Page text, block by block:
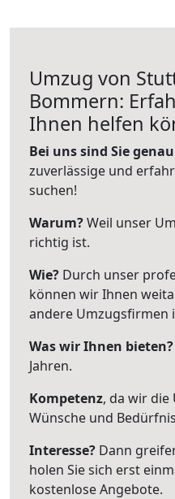
Umzug von
Bommern:
Ihnen helfen
Bei uns sind Sie
zuverlässige und
suchen!
Warum?Weil unser
richtig ist.
Wie? Durch unser
können wir Ihnen
andere Umzugsfirmen
Was wir Ihnen bieten?
Jahren.
Kompetenz, da wir
Wünsche und
Interesse? Dann
holen Sie sich erst
kostenlose Angebote.